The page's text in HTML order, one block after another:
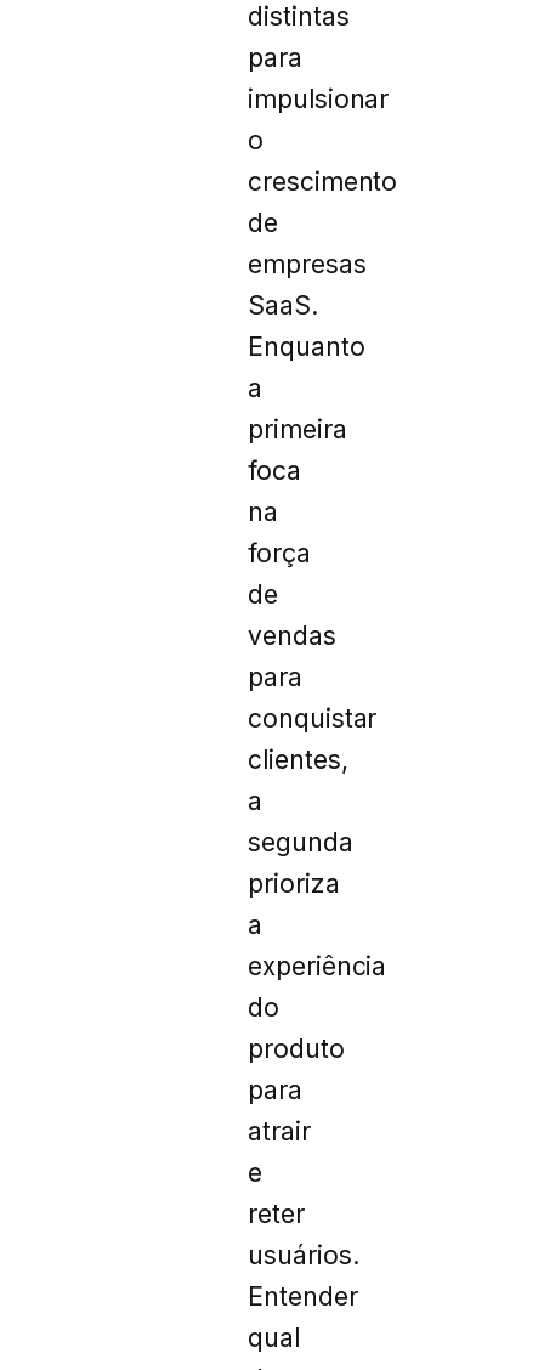
distintas
para
impulsionar
o
crescimento
de
empresas
SaaS.
Enquanto
a
primeira
foca
na
força
de
vendas
para
conquistar
clientes,
a
segunda
prioriza
a
experiência
do
produto
para
atrair
e
reter
usuários.
Entender
qual